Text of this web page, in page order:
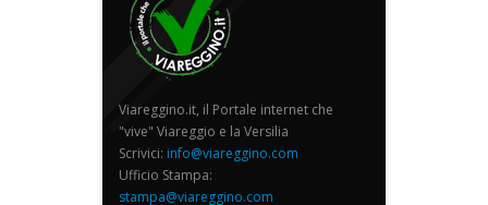
Viareggino.it, il Portale internet che
"vive" Viareggio e la Versilia
Scrivici: info@viareggino.com
Ufficio Stampa:
stampa@viareggino.com